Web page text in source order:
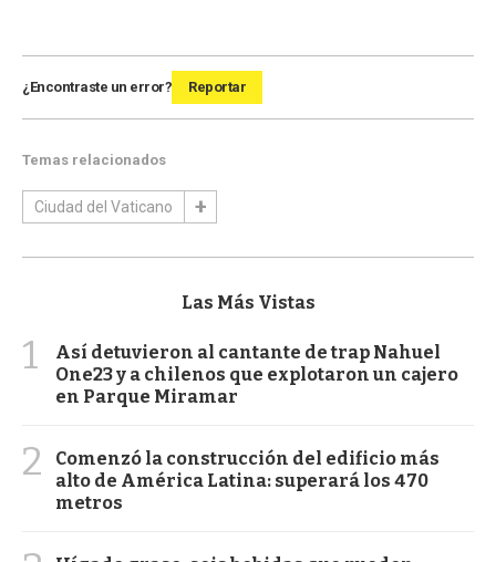
¿Encontraste un error? Reportar
Temas relacionados
Ciudad del Vaticano
Las Más Vistas
1
Así detuvieron al cantante de trap Nahuel
One23 y a chilenos que explotaron un cajero
en Parque Miramar
2
Comenzó la construcción del edificio más
alto de América Latina: superará los 470
metros